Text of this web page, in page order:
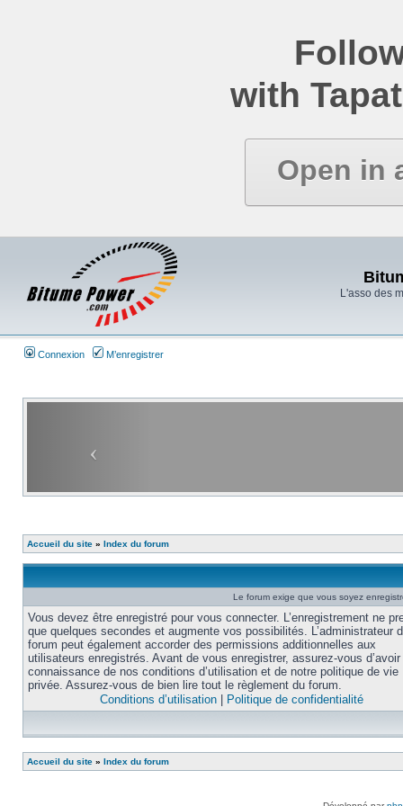
with
Open in
L'asso des
Connexion M’enregistrer
Accueil du site » Index du forum
Le forum exige que vous soyez
Vous devez être enregistré pour vous connecter. L’enregistrement ne
que quelques secondes et augmente vos possibilités. L’administrateur
forum peut également accorder des permissions additionnelles aux
utilisateurs enregistrés. Avant de vous enregistrer, assurez-vous
connaissance de nos conditions d’utilisation et de notre politique de vie
privée. Assurez-vous de bien lire tout le règlement du forum.
Conditions d’utilisation
Politique de confidentialité
Accueil du site » Index du forum